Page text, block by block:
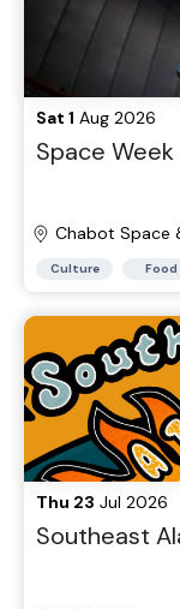
Sat 1 Aug 2026
Space
Chabot Space
Culture Food
Thu 23 Jul 2026
Southeast